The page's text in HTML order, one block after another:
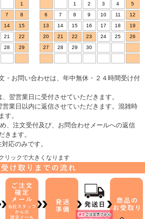
1
7
8
14
15
21
22
28
29
1
2 3 4
5
6
7 8 9 10 11
12
13
14 15 16 17 18
19
20
21 22 23 24 25
26
27
28 29 30
・お問い合わせは、年中無休・２４時間受け付
翌営業日に受付させていただきます。
業日以内に返信させていただきます。混雑時
す。
、注文受付及び、お問合わせメールへの返信
きます。
応のみです。
リックで大きくなります